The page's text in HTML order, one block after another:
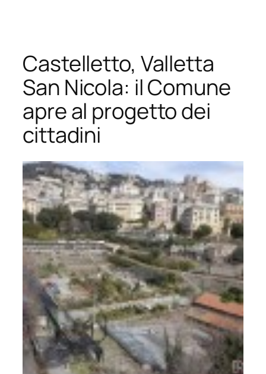
contenuto
Castelletto, Valletta
San Nicola: il Comune
apre al progetto dei
cittadini